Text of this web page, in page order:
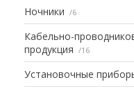
Ночники 6
Кабельно-
продукция
16
Установочные